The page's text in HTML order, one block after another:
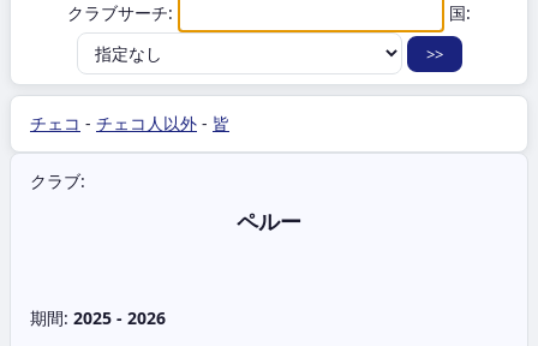
クラブサーチ: 国:
チェコ - チェコ人以外 - 皆
クラブ:
ペルー
期間: 2025 - 2026